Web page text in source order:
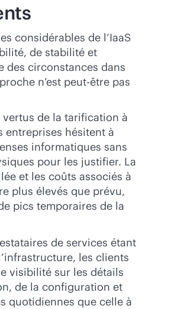
considérables de l’IaaS
de stabilité et
des circonstances dans
n’est peut-être pas
vertus de la tarification à
entreprises hésitent à
informatiques sans
pour les justifier. La
et les coûts associés à
plus élevés que prévu,
pics temporaires de la
de services étant
les clients
visibilité sur les détails
de la configuration et
quotidiennes que celle à